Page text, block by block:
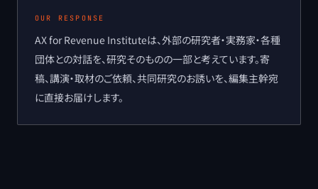
OUR RESPONSE
AX for Revenue Instituteは、外部の研究者・実務家・各種
団体との対話を、研究そのものの一部と考えています。寄
稿、講演・取材のご依頼、共同研究のお誘いを、編集主幹宛
に直接お届けします。